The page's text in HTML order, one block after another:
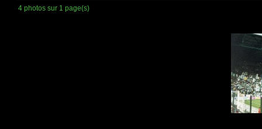
4 photos sur 1 page(s)